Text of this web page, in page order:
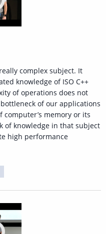
complex subject. It
knowledge of ISO C++
of operations does not
of our applications
memory or its
of knowledge in that subject
high performance